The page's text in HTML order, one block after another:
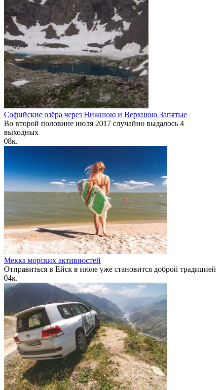
Софийские озёра через Нижнюю и Верхнюю Запятые
Во второй половине июля 2017 случайно выдалось 4
выходных
08к.
Мекка морских активностей
Отправиться в Ейск в июле уже становится доброй традицией
04к.